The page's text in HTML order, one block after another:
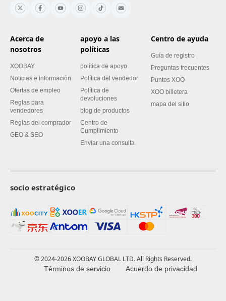
Acerca de
nosotros
XOOBAY
Noticias e información
Ofertas de empleo
Reglas para
vendedores
Reglas del comprador
GEO & SEO
apoyo a las
políticas
política de apoyo
Política del vendedor
Política de
devoluciones
blog de productos
Centro de
Cumplimiento
Enviar una consulta
Centro de ayuda
Guía de registro
Preguntas frecuentes
Puntos XOO
XOO billetera
mapa del sitio
socio estratégico
© 2024-2026 XOOBAY GLOBAL LTD. All Rights Reserved.
Términos de servicio Acuerdo de privacidad